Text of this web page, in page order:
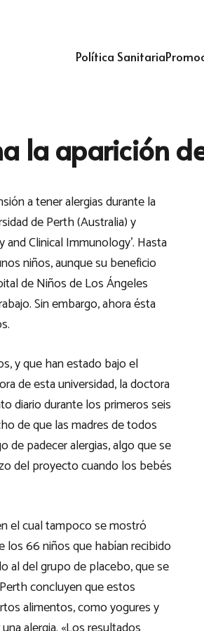
Política Sanitaria
la aparición
a tener alergias durante la
de Perth (Australia) y
and Clinical Immunology'. Hasta
niños, aunque su beneficio
de Niños de Los Ángeles
Sin embargo, ahora ésta
y que han estado bajo el
de esta universidad, la doctora
diario durante los primeros seis
de que las madres de todos
de padecer alergias, algo que se
del proyecto cuando los bebés
el cual tampoco se mostró
66 niños que habían recibido
al del grupo de placebo, que se
concluyen que estos
alimentos, como yogures y